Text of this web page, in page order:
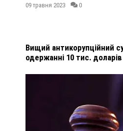
09 травня 2023 0
Вищий антикорупційний
одержанні 10 тис.